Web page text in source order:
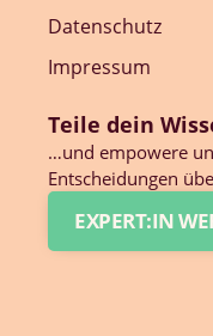
Datenschutz
Impressum
Teile dein
…und empowere
Entscheidungen
EXPERT:IN